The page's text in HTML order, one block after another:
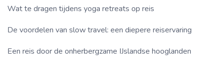
Wat te dragen tijdens yoga retreats op reis
De voordelen van slow travel: een diepere reiservaring
Een reis door de onherbergzame IJslandse hooglanden